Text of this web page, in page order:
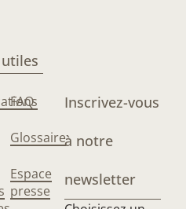
FAQ
Glossaire
Espace
presse
Inscrivez-vous
à notre
newsletter